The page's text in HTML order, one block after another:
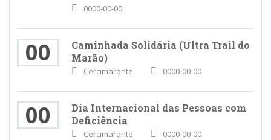
0000-00-00
00
Caminhada Solidária (Ultra Trail do
Marão)
Cercimarante 0000-00-00
00
Dia Internacional das Pessoas com
Deficiência
Cercimarante 0000-00-00